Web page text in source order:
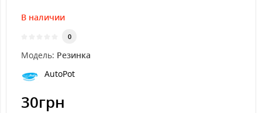
В наличии
0
Модель: Резинка
AutoPot
30грн